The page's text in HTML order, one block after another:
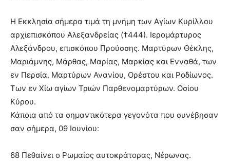
Η Εκκλησία σήμερα τιμά τη μνήμη των Αγίων Κυρίλλου
αρχιεπισκόπου Αλεξανδρείας (†444). Ιερομάρτυρος
Αλεξάνδρου, επισκόπου Προύσσης. Μαρτύρων Θέκλης,
Μαριάμνης, Μάρθας, Μαρίας, Μαρκίας και Ενναθά, των
εν Περσία. Μαρτύρων Ανανίου, Ορέστου και Ροδίωνος.
Των εν Χίω αγίων Τριών Παρθενομαρτύρων. Οσίου
Κύρου.
Κάποια από τα σημαντικότερα γεγονότα που συνέβησαν
σαν σήμερα, 09 Ιουνίου:
68 Πεθαίνει ο Ρωμαίος αυτοκράτορας, Νέρωνας.